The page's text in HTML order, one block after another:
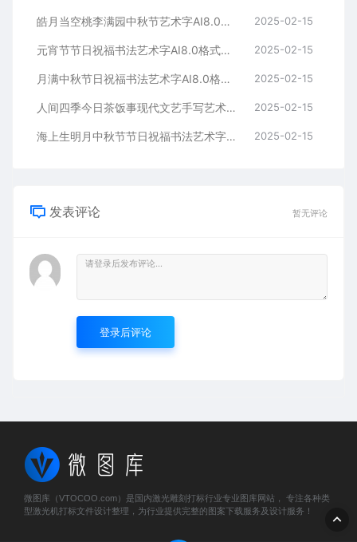
皓月当空桃李满园中秋节艺术字AI8.0格式激光打标文件通用矢量图 2025-02-15
元宵节节日祝福书法艺术字AI8.0格式激光打标文件通用矢量图 2025-02-15
月满中秋节日祝福书法艺术字AI8.0格式激光打标文件通用矢量图 2025-02-15
人间四季今日茶饭事现代文艺手写艺术字AI8.0格式激光打标文件通用矢量图 2025-02-15
海上生明月中秋节节日祝福书法艺术字AI8.0格式激光打标文件通用矢量图 2025-02-15
发表评论 暂无评论
登录后评论
微图库（VTOCOO.com）是国内激光雕刻打标行业专业图库网站， 专注各种类
型激光机打标文件设计整理，为行业提供完整的图案下载服务及设计服务！